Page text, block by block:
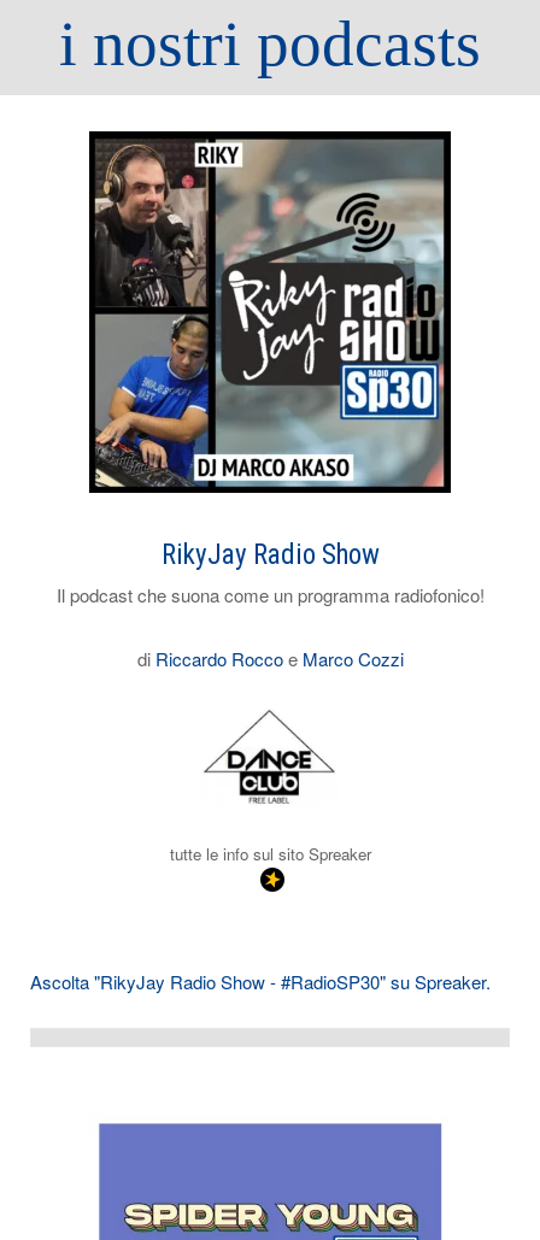
i nostri podcasts
RikyJay Radio Show
Il podcast che suona come un programma radiofonico!
di Riccardo Roccoe Marco Cozzi
tutte le info sul sito Spreaker
Ascolta "RikyJay Radio Show - #RadioSP30" su Spreaker.